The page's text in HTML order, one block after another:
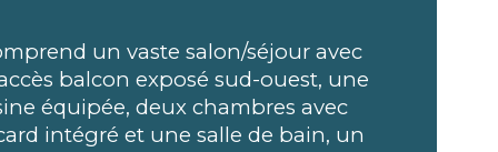
de salle de bains
un vaste salon/séjour avec
balcon exposé sud-ouest, une
équipée, deux chambres avec
intégré et une salle de bain, un